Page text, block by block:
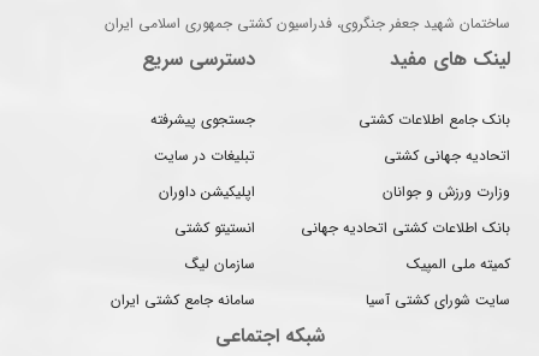
ساختمان شهید جعفر جنگروی، فدراسیون کشتی جمهوری اسلامی ایران
لینک های مفید
بانک جامع اطلاعات کشتی
اتحادیه جهانی کشتی
وزارت ورزش و جوانان
بانک اطلاعات کشتی اتحادیه جهانی
کمیته ملی المپیک
سایت شورای کشتی آسیا
دسترسی سریع
جستجوی پیشرفته
تبلیغات در سایت
اپلیکیشن داوران
انستیتو کشتی
سازمان لیگ
سامانه جامع کشتی ایران
شبکه اجتماعی